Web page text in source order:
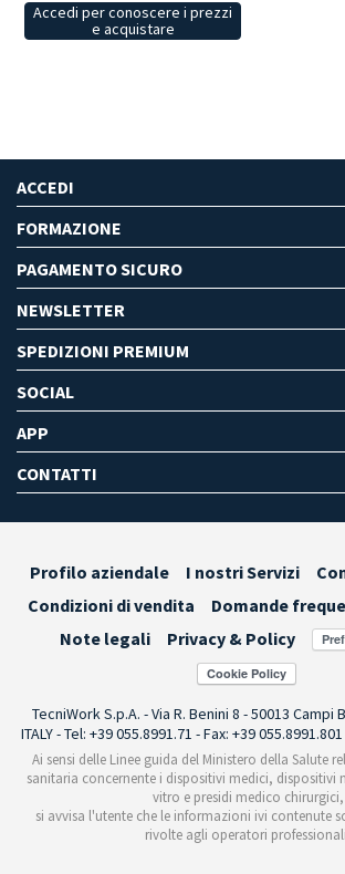
Accedi per conoscere i prezzi
e acquistare
ACCEDI
FORMAZIONE
PAGAMENTO SICURO
NEWSLETTER
SPEDIZIONI PREMIUM
SOCIAL
APP
CONTATTI
Profilo aziendale I nostri Servizi
Condizioni di vendita
Domande
Note legali
Privacy & Policy
TecniWork S.p.A. - Via R. Benini 8 - 50013
ITALY - Tel: +39 055.8991.71 - Fax: +39
Ai sensi delle Linee guida del Ministero della Salute
sanitaria concernente i dispositivi medici, dispositivi
vitro e presidi medico chirurgici,
si avvisa l'utente che le informazioni ivi contenute
rivolte agli operatori